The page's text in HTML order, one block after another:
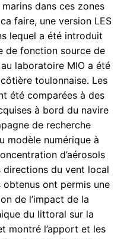
dans ces zones
faire, une version LES
lequel a été introduit
de fonction source de
laboratoire MIO a été
toulonnaise. Les
été comparées à des
à bord du navire
de recherche
modèle numérique à
d’aérosols
du vent local
obtenus ont permis une
de l’impact de la
du littoral sur la
montré l’apport et les